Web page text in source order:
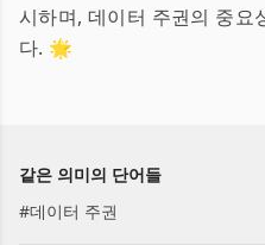
시하며, 데이터 주권의 중요
다. 🌟
같은 의미의 단어들
#데이터 주권